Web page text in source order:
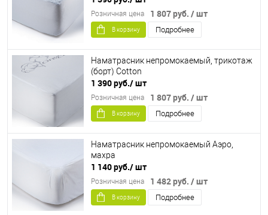
1 807 руб. / шт
Розничная цена
В корзину Подробнее
Наматрасник непромокаемый, трикотаж
(борт) Cotton
1 390 руб./ шт
1 807 руб. / шт
Розничная цена
В корзину Подробнее
Наматрасник непромокаемый Аэро,
махра
1 140 руб./ шт
1 482 руб. / шт
Розничная цена
В корзину Подробнее